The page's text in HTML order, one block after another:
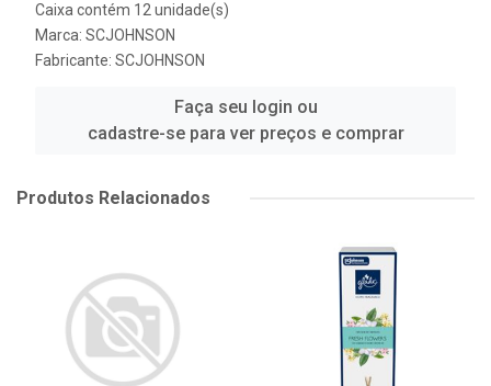
Caixa contém 12 unidade(s)
Marca: SCJOHNSON
Fabricante: SCJOHNSON
Faça seu login ou
cadastre-se para ver preços e comprar
Produtos Relacionados